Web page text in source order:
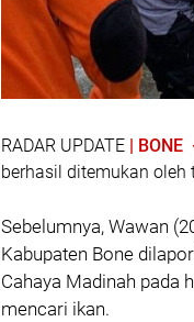
RADAR UPDATE | BONE
berhasil ditemukan oleh
Sebelumnya, Wawan
Kabupaten Bone
Cahaya Madinah pada
mencari ikan.